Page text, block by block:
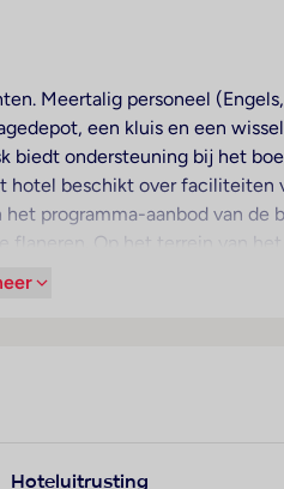
Meertalig personeel
een kluis en een
ondersteuning bij het
beschikt over faciliteiten
programma-aanbod van de
Op het terrein van
een tv-ruimte, een
Hoteluitrusting